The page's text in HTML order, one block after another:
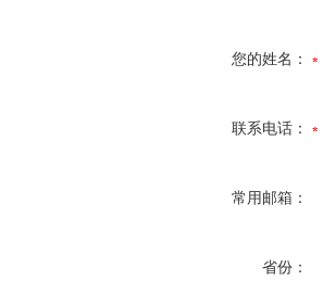
您的姓名：
联系电话：
常用邮箱：
省份：